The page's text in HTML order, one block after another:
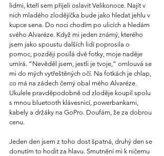
lidmi, kteří sem přijeli oslavit Velikonoce. Najít v
nich mladého zlodějíčka bude jako hledat jehlu v
kupce sena. Do noci chodím po ulicích a hledám
svého Alvaréze. Když mi jeden známý, kterého
jsem jako spoustu dalších lidí poprosila o
pomoc, později posílá dvě fotky, moje naděje
umírá. “Nevěděl jsem, jestli je tvoje,” omlouvá se
mi do mých vytřeštěných očí. Na fotkách je chlap,
co má na zádech černý obal mého Alvaréze.
Ukulele pravděpodobně od zloděje koupil spolu
s mnou bluetooth klávesnicí, powerbankami,
kabely a držáky na GoPro. Doufám, že za dobrou
cenu.
Jeden den jsem z toho dost špatná, druhý den se
donutím to hodit za hlavu. Smutnění mi k ničemu